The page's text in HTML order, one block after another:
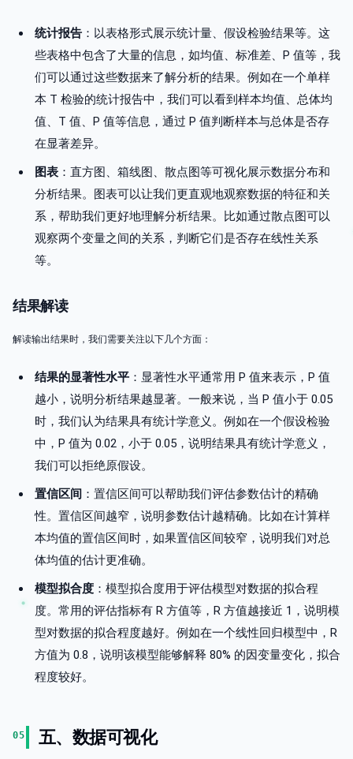
统计报告 ：以表格形式展示统计量、假设检验结果等。这
些表格中包含了大量的信息，如均值、标准差、P 值等，我
们可以通过这些数据来了解分析的结果。例如在一个单样
本 T 检验的统计报告中，我们可以看到样本均值、总体均
值、T 值、P 值等信息，通过 P 值判断样本与总体是否存
在显著差异。
图表 ：直方图、箱线图、散点图等可视化展示数据分布和
分析结果。图表可以让我们更直观地观察数据的特征和关
系，帮助我们更好地理解分析结果。比如通过散点图可以
观察两个变量之间的关系，判断它们是否存在线性关系
等。
结果解读
解读输出结果时，我们需要关注以下几个方面：
结果的显著性水平 ：显著性水平通常用 P 值来表示，P 值
越小，说明分析结果越显著。一般来说，当 P 值小于 0.05
时，我们认为结果具有统计学意义。例如在一个假设检验
中，P 值为 0.02，小于 0.05，说明结果具有统计学意义，
我们可以拒绝原假设。
置信区间 ：置信区间可以帮助我们评估参数估计的精确
性。置信区间越窄，说明参数估计越精确。比如在计算样
本均值的置信区间时，如果置信区间较窄，说明我们对总
体均值的估计更准确。
模型拟合度 ：模型拟合度用于评估模型对数据的拟合程
度。常用的评估指标有 R 方值等，R 方值越接近 1，说明模
型对数据的拟合程度越好。例如在一个线性回归模型中，R
方值为 0.8，说明该模型能够解释 80% 的因变量变化，拟合
程度较好。
05 五、数据可视化